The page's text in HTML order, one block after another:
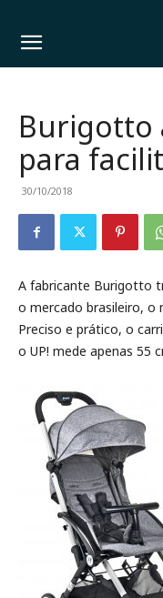
Burigotto
para
30/10/2018
A fabricante Burigotto
o mercado brasileiro, o
Preciso e prático, o
o UP! mede apenas 55